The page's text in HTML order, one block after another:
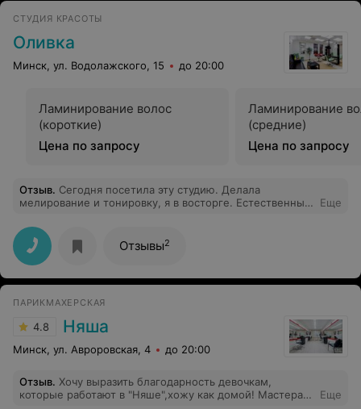
СТУДИЯ КРАСОТЫ
Оливка
Минск, ул. Водолажского, 15 до 20:00
Ламинирование волос
(короткие)
Цена по запросу
Ламинирование
(средние)
Цена по запросу
Отзыв. Сегодня посетила эту студию. Делала
мелирование и тонировку, я в восторге. Естественный
салона. Пока ожидала время предложит выпить
чашечку кофе, и послушать музыку. Обстановка
располагающая,все выдержано в одном стиле.
Следующий раз буду записываться к тому же мастеру
уже и на стрижку.
Еще
Отзывы2
ПАРИКМАХЕРСКАЯ
4.8 Няша
Минск, ул. Авроровская, 4 до 20:00
Отзыв. Хочу выразить благодарность девочкам,
которые работают в "Няше",хожу как домой! Мастера
Еще